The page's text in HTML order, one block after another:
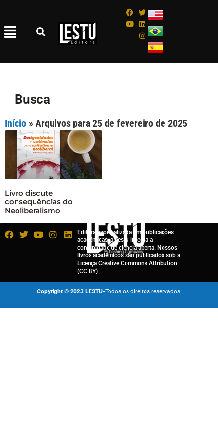
Busca
Início » Arquivos para 25 de fevereiro de 2025
Livro discute
consequências do
Neoliberalismo
Editora especializada em publicações
acadêmicas, a Lestu integra a
comunidade de ciência aberta. Nossos
livros acadêmicos são publicados sob a
Licença Creative Commons Attribution
(CC BY)
Copyright © 2023 LESTU-Todos os direitos reservados.